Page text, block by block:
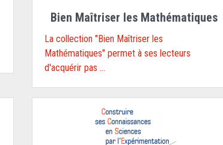
Bien Maîtriser les Mathématiques
La collection "Bien Maîtriser les
Mathématiques" permet à ses lecteurs
d'acquérir pas ...